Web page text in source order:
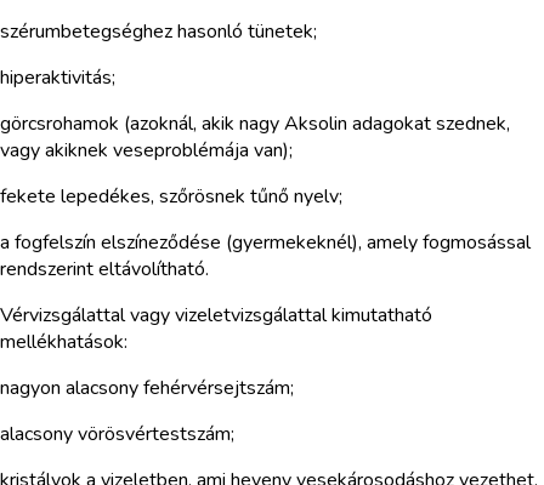
szérumbetegséghez hasonló tünetek;
hiperaktivitás;
görcsrohamok (azoknál, akik nagy Aksolin adagokat szednek,
vagy akiknek veseproblémája van);
fekete lepedékes, szőrösnek tűnő nyelv;
a fogfelszín elszíneződése (gyermekeknél), amely fogmosással
rendszerint eltávolítható.
Vérvizsgálattal vagy vizeletvizsgálattal kimutatható
mellékhatások:
nagyon alacsony fehérvérsejtszám;
alacsony vörösvértestszám;
kristályok a vizeletben, ami heveny vesekárosodáshoz vezethet.